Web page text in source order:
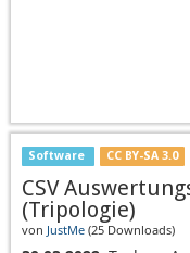
Software CC BY-SA 3.0
CSV
(Tripologie)
von JustMe (25 Downloads)